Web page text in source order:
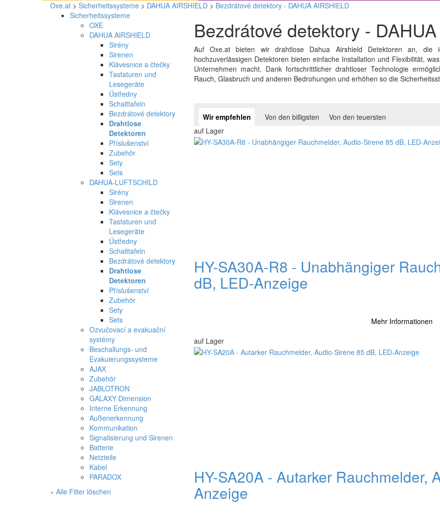
Oxe.at > Sicherheitssysteme > DAHUA AIRSHIELD > Bezdrátové detektory - DAHUA AIRSHIELD
Sicherheitssysteme
OXE
DAHUA AIRSHIELD
Sirény
Sirenen
Klávesnice a čtečky
Tastaturen und
Lesegeräte
Ústředny
Schalttafeln
Bezdrátové detektory
Drahtlose
Detektoren
Příslušenství
Zubehör
Sety
Sets
DAHUA-LUFTSCHILD
Sirény
Sirenen
Klávesnice a čtečky
Tastaturen und
Lesegeräte
Ústředny
Schalttafeln
Bezdrátové detektory
Drahtlose
Detektoren
Příslušenství
Zubehör
Sety
Sets
Ozvučovací a evakuační
systémy
Beschallungs- und
Evakuierungssysteme
AJAX
Zubehör
JABLOTRON
GALAXY Dimension
Interne Erkennung
Außenerkennung
Kommunikation
Signalisierung und Sirenen
Batterie
Netzteile
Kabel
PARADOX
× Alle Filter löschen
Bezdrátové detektory -
Auf Oxe.at bieten wir drahtlose Dahua Airshield Detektoren an, die
hochzuverlässigen Detektoren bieten einfache Installation und Flexibilität,
Unternehmen macht. Dank fortschrittlicher drahtloser Technologie
Rauch, Glasbruch und anderen Bedrohungen und erhöhen so die
Wir empfehlen Von den billigsten Von den teuersten
auf Lager
HY-SA30A-R8 - Unabhängiger
dB, LED-Anzeige
Mehr Informationen
auf Lager
HY-SA20A - Autarker Rauchmelder,
Anzeige